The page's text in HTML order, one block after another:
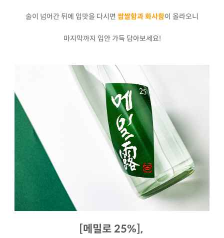
술이 넘어간 뒤에 입맛을 다시면 쌉쌀함과 화사함이 올라오니
마지막까지 입안 가득 담아보세요!
[메밀로 25%],